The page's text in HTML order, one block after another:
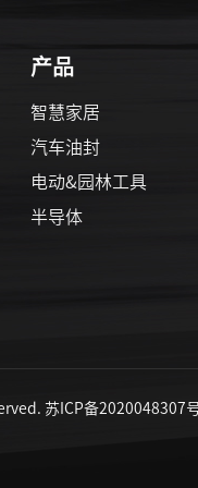
产品
智慧家居
汽车油封
电动&园林工具
半导体
苏ICP备2020048307